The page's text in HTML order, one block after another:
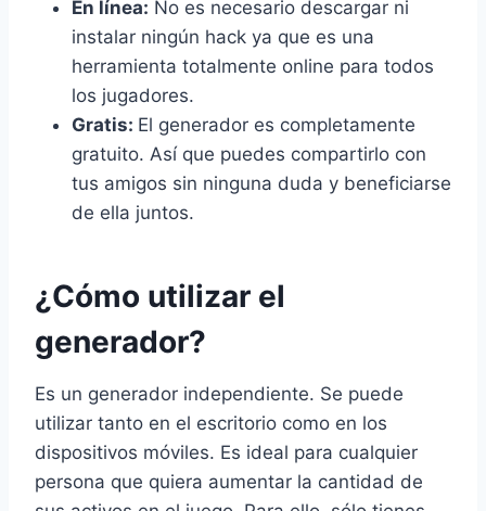
En línea: No es necesario descargar ni
instalar ningún hack ya que es una
herramienta totalmente online para todos
los jugadores.
Gratis: El generador es completamente
gratuito. Así que puedes compartirlo con
tus amigos sin ninguna duda y beneficiarse
de ella juntos.
¿Cómo utilizar el
generador?
Es un generador independiente. Se puede
utilizar tanto en el escritorio como en los
dispositivos móviles. Es ideal para cualquier
persona que quiera aumentar la cantidad de